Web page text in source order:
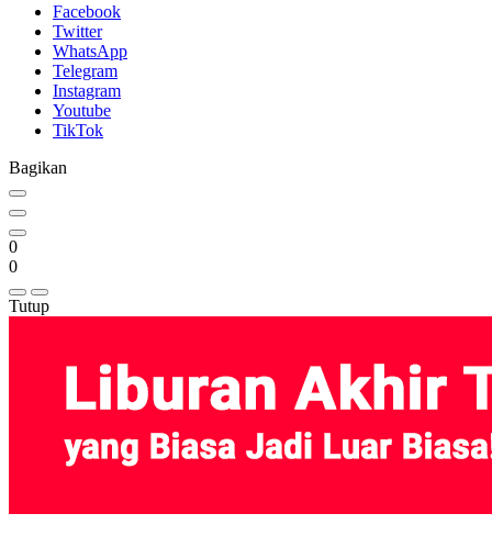
Facebook
Twitter
WhatsApp
Telegram
Instagram
Youtube
TikTok
Bagikan
0
0
Tutup